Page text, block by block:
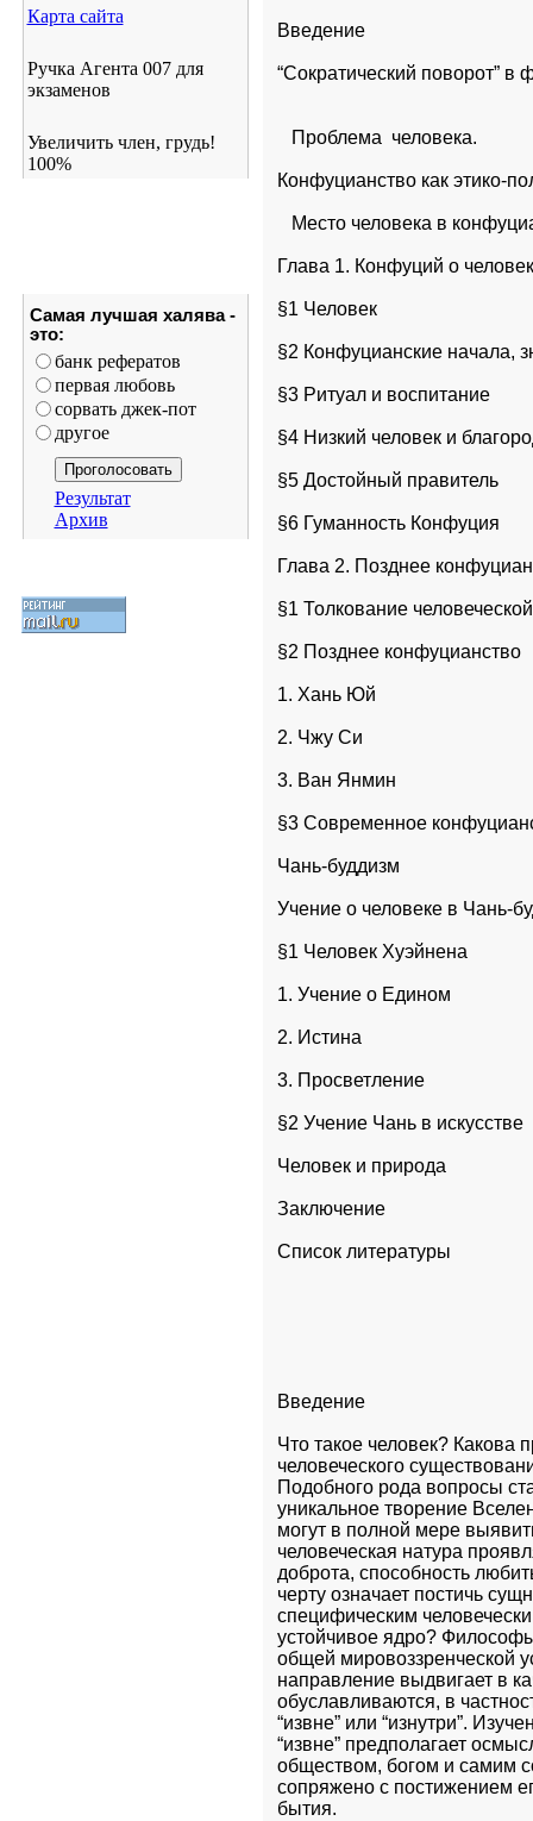
Карта сайта
Ручка Агента 007 для
экзаменов
Увеличить член, грудь!
100%
Самая лучшая халява -
это:
банк рефератов
первая любовь
сорвать джек-пот
другое
Результат
Архив
Введение
Проблема  человека.
Конфуцианство как этико-
Место человека в
Глава 1. Конфуций о
§1 Человек
§2 Конфуцианские начала,
§3 Ритуал и воспитание
§4 Низкий человек и
§5 Достойный правитель
§6 Гуманность Конфуция
Глава 2. Позднее
§1 Толкование
§2 Позднее конфуцианство
1. Хань Юй
2. Чжу Си
3. Ван Янмин
§3 Современное
Чань-буддизм
Учение о человеке в Чань-
§1 Человек Хуэйнена
1. Учение о Едином
2. Истина
3. Просветление
§2 Учение Чань в искусстве
Человек и природа
Заключение
Список литературы
Введение
Что такое человек? Какова
человеческого
Подобного рода вопросы
уникальное творение
могут в полной мере
человеческая натура
доброта, способность
черту означает постичь
специфическим
устойчивое ядро?
общей мировоззренческой
направление выдвигает в
обуславливаются, в
“извне” или “изнутри”.
“извне” предполагает
обществом, богом и самим
сопряжено с постижением
бытия.